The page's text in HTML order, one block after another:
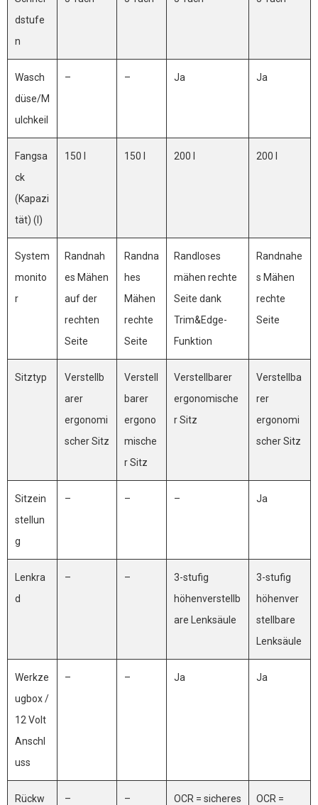
dstufe
n
Wasch
düse/M
ulchkeil
– – Ja Ja
Fangsa
ck
(Kapazi
tät) (l)
150 l 150 l 200 l 200 l
System
monito
r
Randnah
es Mähen
auf der
rechten
Seite
Randna
hes
Mähen
rechte
Seite
Randloses
mähen rechte
Seite dank
Trim&Edge-
Funktion
Randnahe
s Mähen
rechte
Seite
Sitztyp
Verstellb
arer
ergonomi
scher Sitz
Verstell
barer
ergono
mische
r Sitz
Verstellbarer
ergonomische
r Sitz
Verstellba
rer
ergonomi
scher Sitz
Sitzein
stellun
g
– – – Ja
Lenkra
d
– –
3-stufig
höhenverstellb
are Lenksäule
3-stufig
höhenver
stellbare
Lenksäule
Werkze
ugbox /
12 Volt
Anschl
uss
– – Ja Ja
Rückw
– –
OCR = sicheres
OCR =